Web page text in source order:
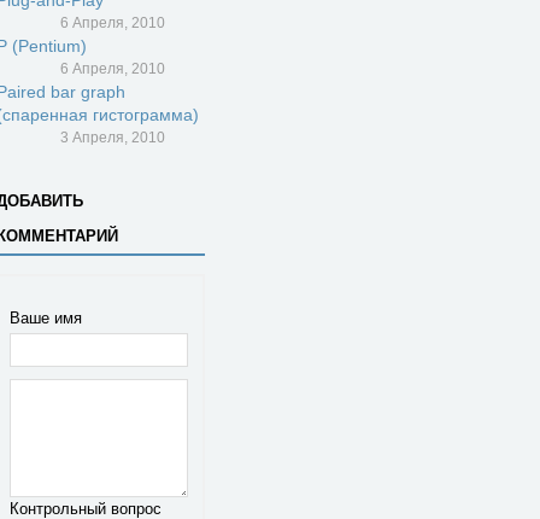
6 Апреля, 2010
(Pentium)
6 Апреля, 2010
bar graph
гистограмма)
3 Апреля, 2010
Ваше имя
Контрольный вопрос